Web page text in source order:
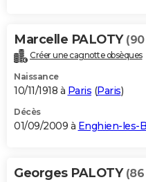
Marcelle PALOTY
Créer une cagnotte obsèques
Naissance
10/11/1918 à Paris (Paris)
Décès
01/09/2009 à Enghien-les-
Georges PALOTY